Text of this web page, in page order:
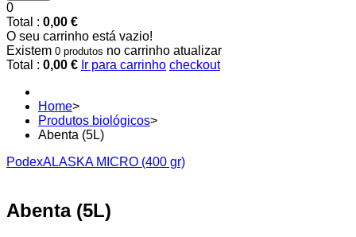
0
Total : 0,00 €
O seu carrinho está vazio!
Existem 0 produtos no carrinho atualizar
Total : 0,00 € Ir para carrinho checkout
Home>
Produtos biológicos>
Abenta (5L)
PodexALASKA MICRO (400 gr)
Abenta (5L)